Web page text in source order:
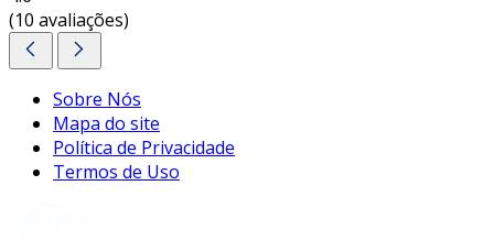
(10 avaliações)
Sobre Nós
Mapa do site
Política de Privacidade
Termos de Uso